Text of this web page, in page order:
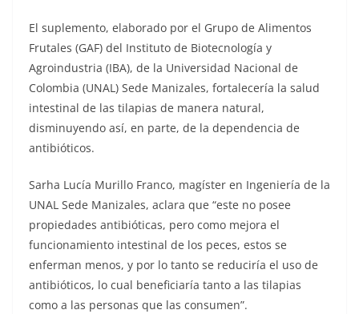
El suplemento, elaborado por el Grupo de Alimentos
Frutales (GAF) del Instituto de Biotecnología y
Agroindustria (IBA), de la Universidad Nacional de
Colombia (UNAL) Sede Manizales, fortalecería la salud
intestinal de las tilapias de manera natural,
disminuyendo así, en parte, de la dependencia de
antibióticos.
Sarha Lucía Murillo Franco, magíster en Ingeniería de la
UNAL Sede Manizales, aclara que “este no posee
propiedades antibióticas, pero como mejora el
funcionamiento intestinal de los peces, estos se
enferman menos, y por lo tanto se reduciría el uso de
antibióticos, lo cual beneficiaría tanto a las tilapias
como a las personas que las consumen”.